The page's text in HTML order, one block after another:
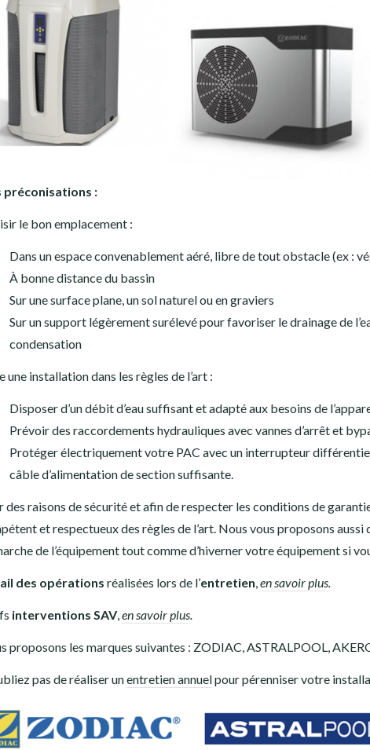
préconisations :
le bon emplacement :
Dans un espace convenablement aéré, libre de tout obstacle (ex :
À bonne distance du bassin
Sur une surface plane, un sol naturel ou en graviers
Sur un support légèrement surélevé pour favoriser le drainage de
condensation
une installation dans les règles de l’art :
Disposer d’un débit d’eau suffisant et adapté aux besoins de
Prévoir des raccordements hydrauliques avec vannes d’arrêt et
Protéger électriquement votre PAC avec un interrupteur
câble d’alimentation de section suffisante.
des raisons de sécurité et afin de respecter les conditions de
et respectueux des règles de l’art. Nous vous proposons aussi
de l’équipement tout comme d’hiverner votre équipement si
des opérations réalisées lors de l’entretien,en savoir plus.
interventions SAV,en savoir plus.
proposons les marques suivantes : ZODIAC, ASTRALPOOL,
pas de réaliser unentretien annuelpour pérenniser votre